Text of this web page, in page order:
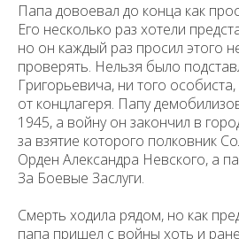
Папа довоевал до конца как
Его несколько раз хотели
но он каждый раз просил этого
проверять. Нельзя было
Григорьевича, ни того
от концлагеря. Папу
1945, а войну он закончил в
за взятие которого полковник
Орден Александра Невского, а
За Боевые Заслуги.
Смерть ходила рядом, но как
папа пришел с войны хоть и